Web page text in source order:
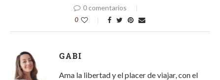
0 comentarios
0
GABI
Ama la libertad y el placer de viajar, con el